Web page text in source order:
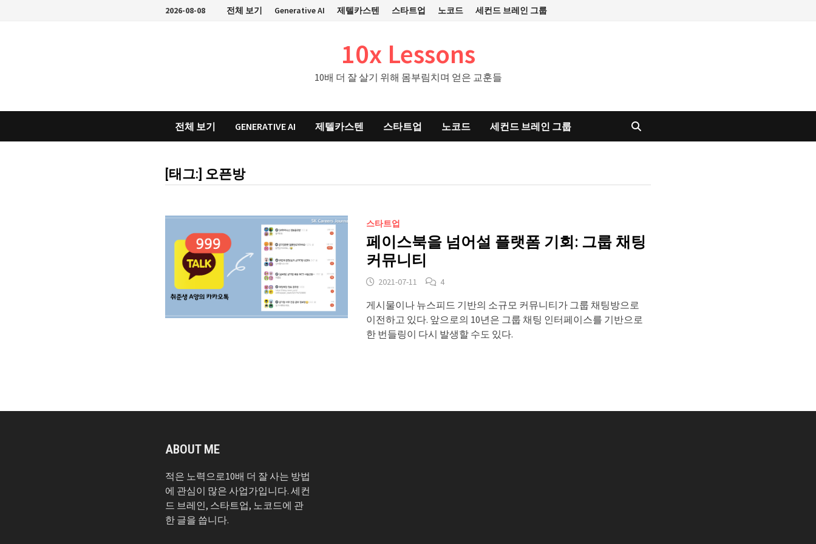
2026-08-08 전체 보기 Generative AI 제텔카스텐 스타트업 노코드 세컨드 브레인 그룹
10x Lessons
10배 더 잘 살기 위해 몸부림치며 얻은 교훈들
전체 보기 GENERATIVE AI 제텔카스텐 스타트업 노코드 세컨드 브레인 그룹
[태그:] 오픈방
스타트업
페이스북을 넘어설 플랫폼 기회: 그룹 채팅
커뮤니티
2021-07-11 4
게시물이나 뉴스피드 기반의 소규모 커뮤니티가 그룹 채팅방으로
이전하고 있다. 앞으로의 10년은 그룹 채팅 인터페이스를 기반으로
한 번들링이 다시 발생할 수도 있다.
ABOUT ME
적은 노력으로10배 더 잘 사는 방법
에 관심이 많은 사업가입니다. 세컨
드 브레인, 스타트업, 노코드에 관
한 글을 씁니다.